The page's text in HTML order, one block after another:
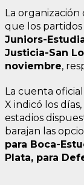
La organización
que los
Juniors-
Justicia-San
noviembre,
La cuenta
X indicó los
estadios
barajan las
para Boca-
Plata, para